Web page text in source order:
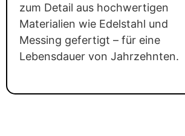
zum Detail aus hochwertigen
Materialien wie Edelstahl und
Messing gefertigt – für eine
Lebensdauer von Jahrzehnten.